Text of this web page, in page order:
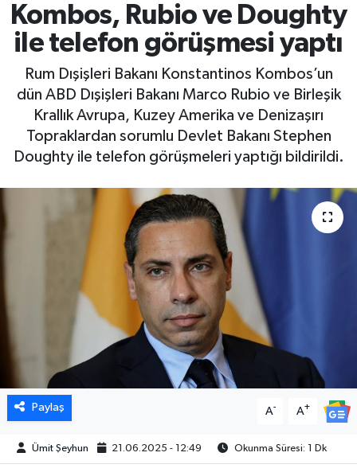
Kombos, Rubio ve Doughty
ile telefon görüşmesi yaptı
Rum Dışişleri Bakanı Konstantinos Kombos’un
dün ABD Dışişleri Bakanı Marco Rubio ve Birleşik
Krallık Avrupa, Kuzey Amerika ve Denizaşırı
Topraklardan sorumlu Devlet Bakanı Stephen
Doughty ile telefon görüşmeleri yaptığı bildirildi.
Paylaş A- A+
Ümit Şeyhun 21.06.2025 - 12:49 Okunma Süresi: 1 Dk
Son Dakika Haberleri